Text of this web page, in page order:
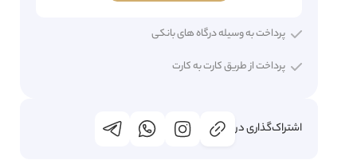
پرداخت به وسیله درگاه های بانکی
پرداخت از طریق کارت به کارت
اشتراک‌گذاری در